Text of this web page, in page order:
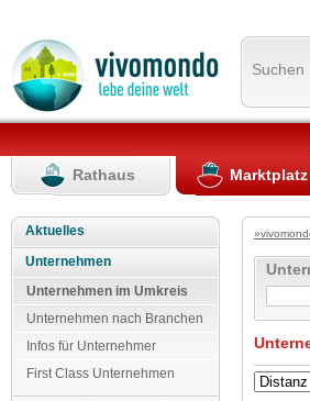
Suchen
Rathaus Marktplatz
Aktuelles
Unternehmen
Unternehmen im Umkreis
Unternehmen nach Branchen
Infos für Unternehmer
First Class Unternehmen